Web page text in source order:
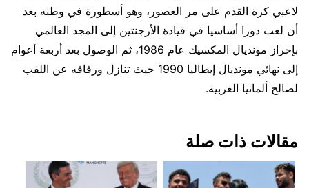
لاعبي كرة القدم على مر العصور، وهو أسطورة في وطنه بعد
أن لعب دورا أساسيا في قيادة الأرجنتين إلى المجد العالمي
بإحراز مونديال المكسيك عام 1986، ثم الوصول بعد أربعة أعوام
إلى نهائي مونديال إيطاليا 1990 حيث تنازل ورفاقه عن اللقب
لصالح ألمانيا الغربية.
مقالات ذات صلة